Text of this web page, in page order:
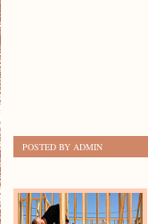
POSTED BY ADMIN